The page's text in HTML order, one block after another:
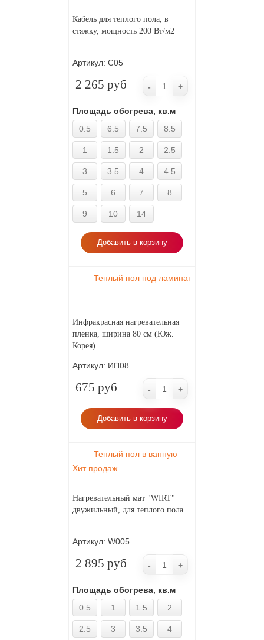
Кабель для теплого пола, в
стяжку, мощность 200 Вт/м2
Артикул: С05
2 265 руб
Площадь обогрева, кв.м
0.5
6.5 7.5 8.5
1 1.5 2 2.5
3 3.5 4 4.5
5 6 7 8
9 10 14
- +
Добавить в корзину
Теплый пол под ламинат
Инфракрасная нагревательная
пленка, ширина 80 см (Юж.
Корея)
Артикул: ИП08
675 руб - +
Добавить в корзину
Теплый пол в ванную
Хит продаж
Нагревательный мат "WIRT"
двужильный, для теплого пола
Артикул: W005
2 895 руб
Площадь обогрева, кв.м
0.5
1 1.5 2
2.5 3 3.5 4
- +